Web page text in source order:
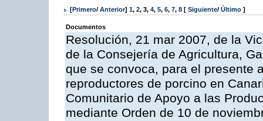
[Primero/ Anterior] 1, 2, 3, 4, 5, 6, 7, 8 [ Siguiente/ Último ]
Documentos
Resolución, 21 mar 2007, de la
de la Consejería de Agricultura,
que se convoca, para el presente
reproductores de porcino en
Comunitario de Apoyo a las
mediante Orden de 10 de